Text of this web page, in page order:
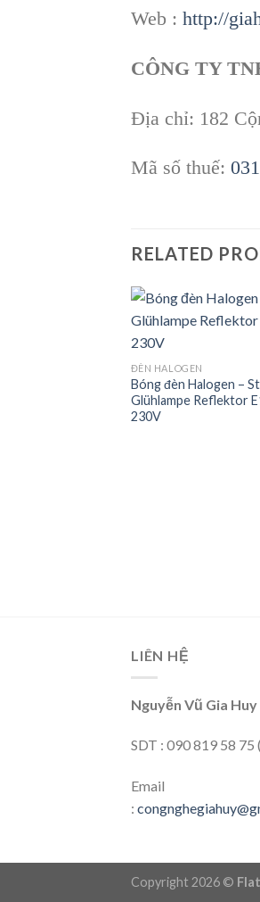
Web : http://
CÔNG TY
Địa chỉ: 182
Mã số thuế:
RELATED
ĐÈN HALOGEN
Bóng đèn Halogen –
Glühlampe Reflektor
230V
LIÊN HỆ
Nguyễn Vũ Gia Huy
SDT : 090 819 58 75
Email
:
Copyright 2026 ©